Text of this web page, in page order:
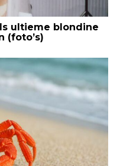
ultieme blondine
(foto’s)